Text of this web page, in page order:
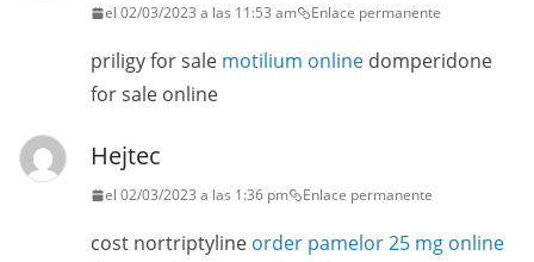
el 02/03/2023 a las 11:53 am Enlace permanente
priligy for sale motilium online domperidone
for sale online
Hejtec
el 02/03/2023 a las 1:36 pm Enlace permanente
cost nortriptyline order pamelor 25 mg online